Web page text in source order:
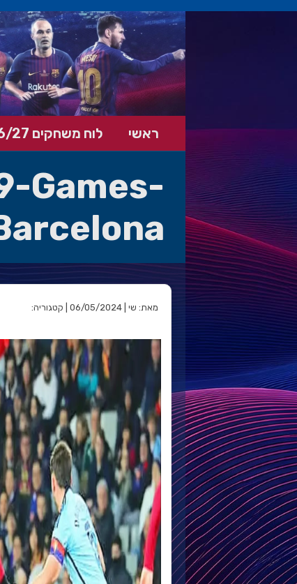
ראשי לוח משחקים 26/27
Games-
מאת: שי | 06/05/2024 | קטגוריה: